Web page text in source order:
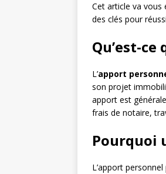
Cet article va vous
des clés pour
Qu’est-
L’apport
son projet
apport est
frais de notaire,
Pourquoi
L’apport